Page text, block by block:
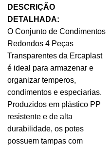
DESCRIÇÃO
DETALHADA:
O Conjunto de Condimentos
Redondos 4 Peças
Transparentes da Ercaplast
é ideal para armazenar e
organizar temperos,
condimentos e especiarias.
Produzidos em plástico PP
resistente e de alta
durabilidade, os potes
possuem tampas com